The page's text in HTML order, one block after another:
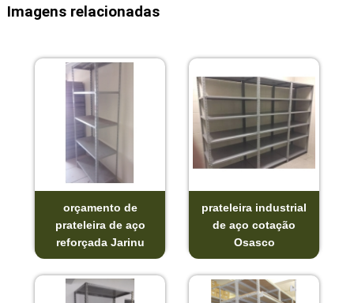
Imagens relacionadas
orçamento de
prateleira de aço
reforçada Jarinu
prateleira industrial
de aço cotação
Osasco